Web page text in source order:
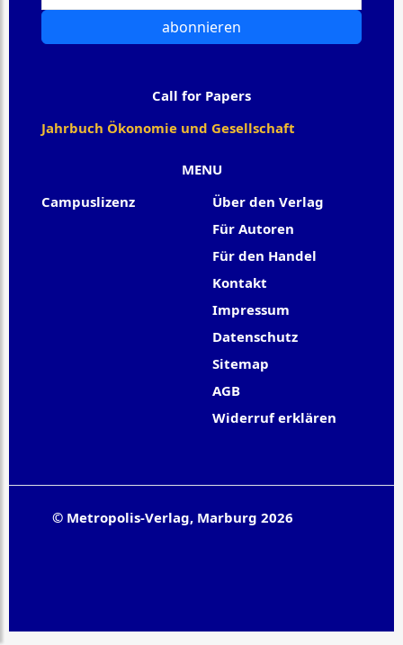
MENU
Campuslizenz
Über den Verlag
Für Autoren
Für den Handel
Kontakt
Impressum
Datenschutz
Sitemap
AGB
Widerruf erklären
abonnieren
Call for Papers
Jahrbuch Ökonomie und Gesellschaft
© Metropolis-Verlag, Marburg 2026